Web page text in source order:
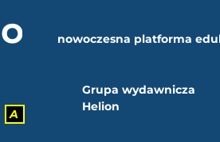
nowoczesna platforma
A
Grupa wydawnicza
Helion